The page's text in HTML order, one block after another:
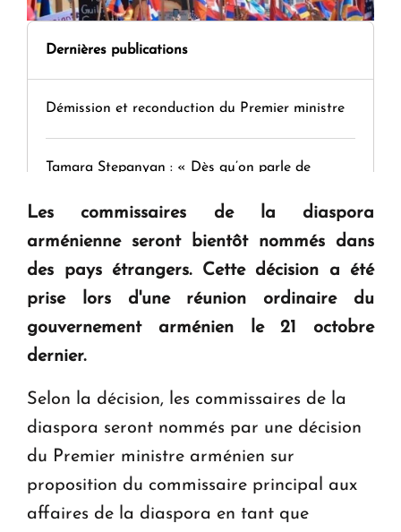
Dernières publications
Démission et reconduction du Premier ministre
Tamara Stepanyan : « Dès qu’on parle de
" Tant qu'il n'existe pas d'alternative concrète, la
question d'un référendum ne se pose pas. "
KASA : 30 ans d'audace, de résilience et d'avenir
en Arménie
ouvrira ses portes à Dilijan
Les commissaires de la diaspora
arménienne seront bientôt nommés dans
des pays étrangers. Cette décision a été
prise lors d'une réunion ordinaire du
gouvernement arménien le 21 octobre
dernier.
Selon la décision, les commissaires de la
diaspora seront nommés par une décision
du Premier ministre arménien sur
proposition du commissaire principal aux
affaires de la diaspora en tant que